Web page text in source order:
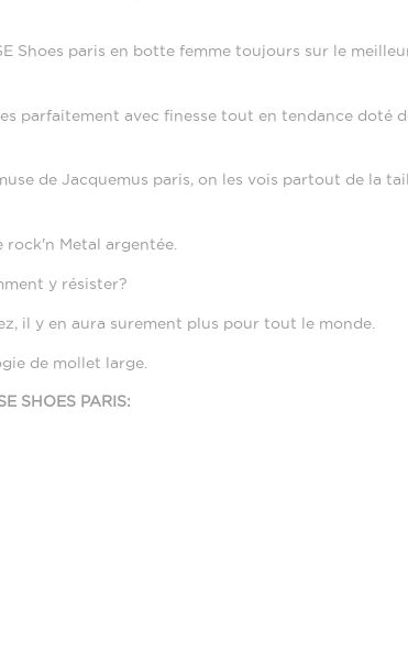
Shoes paris en botte femme toujours sur le
parfaitement avec finesse tout en tendance doté
de Jacquemus paris, on les vois partout de la
Metal argentée.
y résister?
il y en aura surement plus pour tout le monde.
de mollet large.
SHOES PARIS: